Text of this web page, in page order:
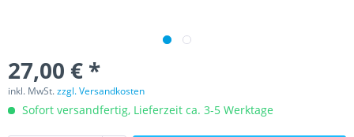
27,00 € *
inkl. MwSt.zzgl. Versandkosten
Sofort versandfertig, Lieferzeit ca. 3-5 Werktage